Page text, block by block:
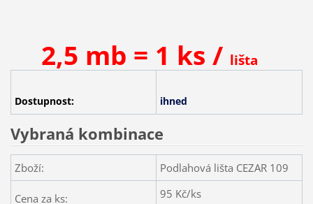
2,5 mb = 1 ks / lišta
Dostupnost: ihned
Vybraná kombinace
Zboží: Podlahová lišta CEZAR 109
Cena za ks: 95 Kč/ks